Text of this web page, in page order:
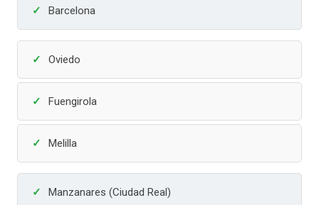
Barcelona
Oviedo
Fuengirola
Melilla
Manzanares (Ciudad Real)